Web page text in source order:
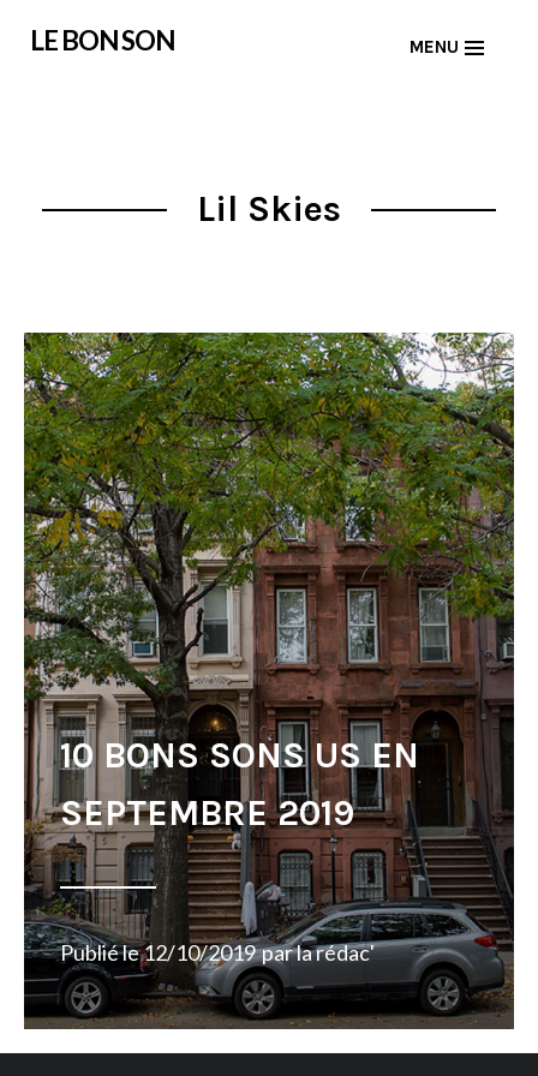
LE BON SON MENU
Lil Skies
10 BONS SONS US EN
SEPTEMBRE 2019
Publié le12/10/2019 parla rédac'